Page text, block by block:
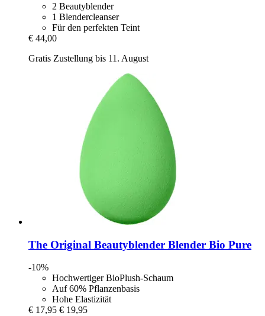
2 Beautyblender
1 Blendercleanser
Für den perfekten Teint
€ 44,00
Gratis Zustellung bis 11. August
The Original Beautyblender Blender Bio Pure
-10%
Hochwertiger BioPlush-Schaum
Auf 60% Pflanzenbasis
Hohe Elastizität
€ 17,95 € 19,95